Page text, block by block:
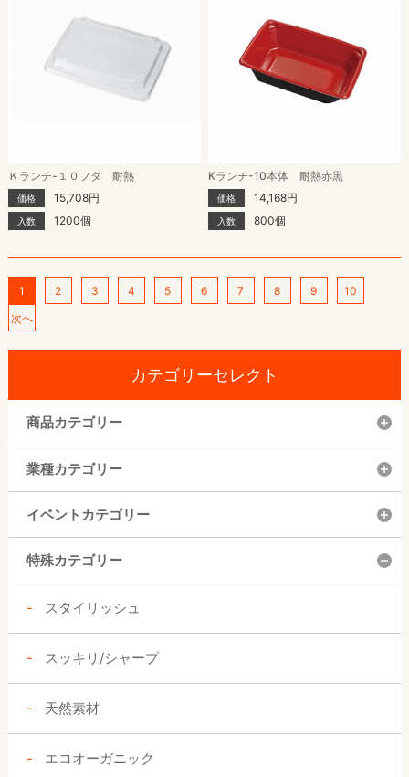
Ｋランチ-１０フタ 耐熱
価格 15,708円
入数 1200個
Kランチ-10本体 耐熱赤黒
価格 14,168円
入数 800個
1 2 3 4 5 6 7 8 9
10
次へ
カテゴリーセレクト
商品カテゴリー
業種カテゴリー
イベントカテゴリー
特殊カテゴリー
スタイリッシュ
スッキリ/シャープ
天然素材
エコオーガニック